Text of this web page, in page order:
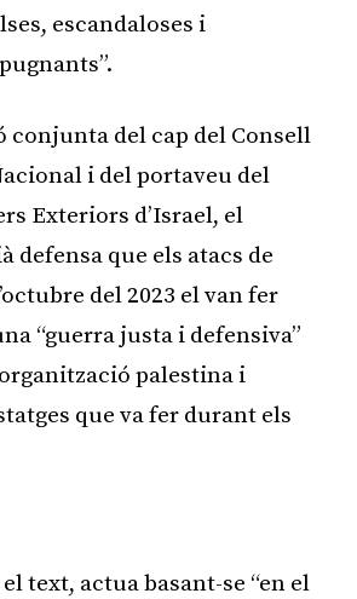
escandaloses i
conjunta del cap del Consell
i del portaveu del
Exteriors d’Israel, el
defensa que els atacs de
del 2023 el van fer
“guerra justa i defensiva”
palestina i
que va fer durant els
text, actua basant-se “en el